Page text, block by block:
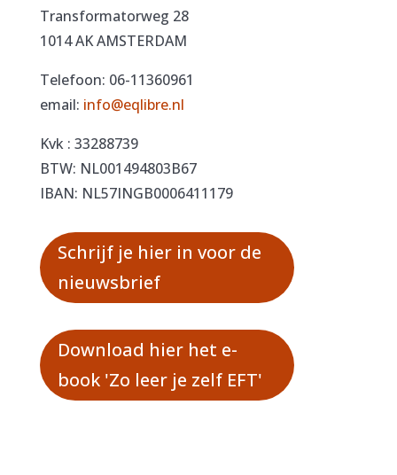
Transformatorweg 28
1014 AK AMSTERDAM
Telefoon: 06-11360961
email: info@eqlibre.nl
Kvk : 33288739
BTW: NL001494803B67
IBAN: NL57INGB0006411179
Schrijf je hier in voor de
nieuwsbrief
Download hier het e-
book 'Zo leer je zelf EFT'